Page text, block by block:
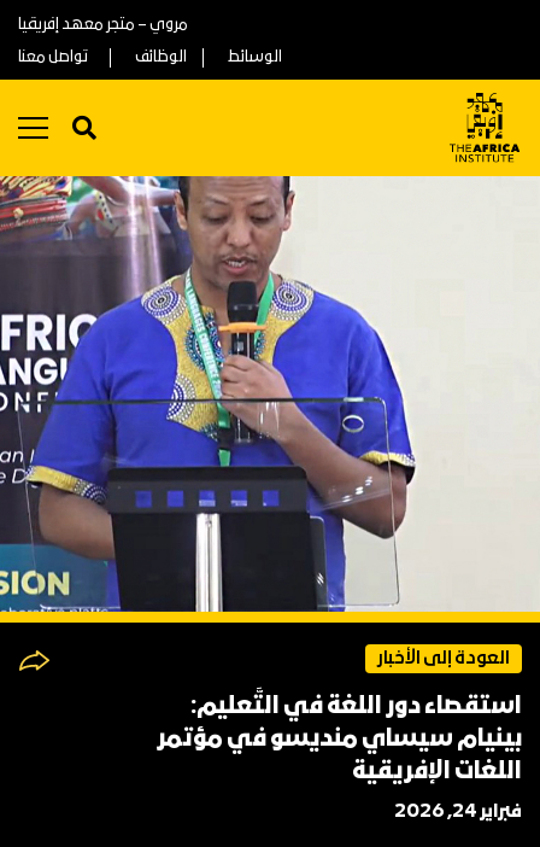
مروي – متجر معهد إفريقيا
الوسائط
الوظائف تواصل معنا
العودة إلى الأخبار
استقصاء دور اللغة في التَّعليم:
بينيام سيساي منديسو في مؤتمر
اللغات الإفريقية
فبراير 24, 2026